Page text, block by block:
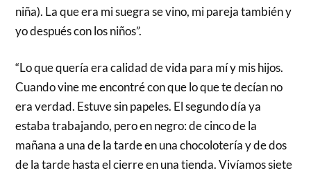
niña). La que era mi suegra se vino, mi pareja también y
yo después con los niños”.
“Lo que quería era calidad de vida para mí y mis hijos.
Cuando vine me encontré con que lo que te decían no
era verdad. Estuve sin papeles. El segundo día ya
estaba trabajando, pero en negro: de cinco de la
mañana a una de la tarde en una chocolotería y de dos
de la tarde hasta el cierre en una tienda. Vivíamos siete